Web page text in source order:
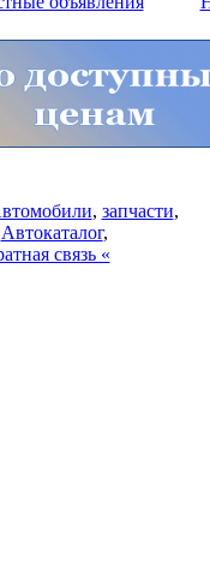
, запчасти,
Автокаталог,
связь «